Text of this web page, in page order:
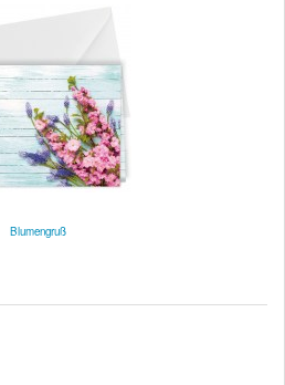
Blumengruß